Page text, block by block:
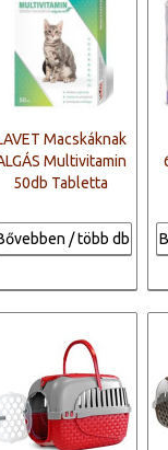
Macskáknak
Multivitamin
50db Tabletta
/ több db